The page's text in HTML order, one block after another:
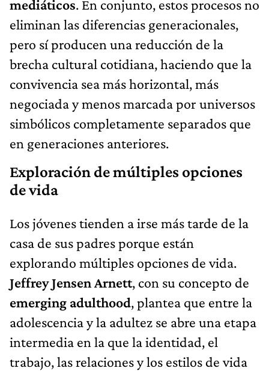
mediáticos. En conjunto, estos procesos no
eliminan las diferencias generacionales,
pero sí producen una reducción de la
brecha cultural cotidiana, haciendo que la
convivencia sea más horizontal, más
negociada y menos marcada por universos
simbólicos completamente separados que
en generaciones anteriores.
Exploración de múltiples opciones
de vida
Los jóvenes tienden a irse más tarde de la
casa de sus padres porque están
explorando múltiples opciones de vida.
Jeffrey Jensen Arnett, con su concepto de
emerging adulthood, plantea que entre la
adolescencia y la adultez se abre una etapa
intermedia en la que la identidad, el
trabajo, las relaciones y los estilos de vida